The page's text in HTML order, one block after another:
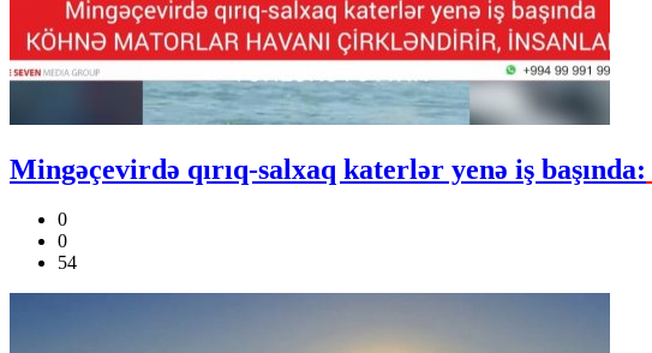
Mingəçevirdə qırıq-salxaq katerlər yenə iş başında:
0
0
54